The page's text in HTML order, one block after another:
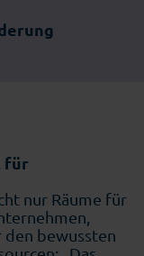
für
nur Räume für
den bewussten